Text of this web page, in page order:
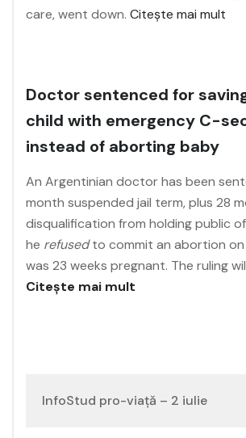
care, went down. Citește mai mult
Doctor sentenced for
child with emergency C-
instead of aborting baby
An Argentinian doctor has been
month suspended jail term, plus 28
disqualification from holding public
he refusedto commit an abortion on
was 23 weeks pregnant. The ruling
Citește mai mult
Navigare
InfoStud pro-viață – 2 iulie